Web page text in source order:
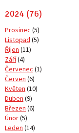
2024 (76)
Prosinec (5)
Listopad (5)
Říjen (11)
Září(4)
Červenec (1)
Červen (6)
Květen (10)
Duben (9)
Březen (6)
Únor(5)
Leden (14)